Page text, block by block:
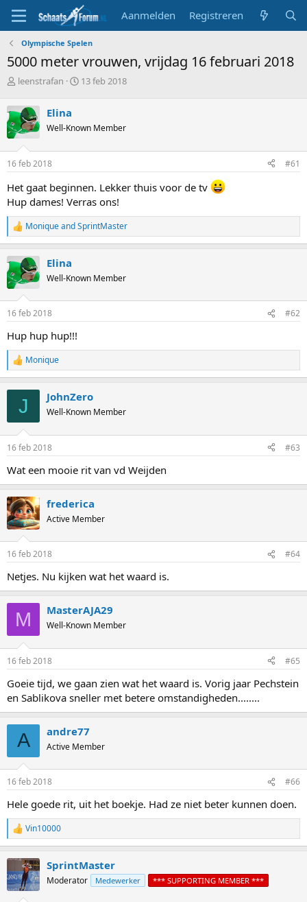
Aanmelden Registreren
Olympische Spelen
5000 meter vrouwen, vrijdag 16 februari 2018
T
p
i
c
s
t
a
t
e
r
leenstrafan
S
t
a
m
13 feb 2018
Elina
Well-Known Member
16 feb 2018 #61
Het gaat beginnen. Lekker thuis voor de tv
Hup dames! Verras ons!
R
e
c
t
i
s
MoniqueandSprintMaster
Elina
Well-Known Member
16 feb 2018 #62
Hup hup hup!!!
R
e
s
Monique
J JohnZero
Well-Known Member
16 feb 2018 #63
Wat een mooie rit van vd Weijden
frederica
Active Member
16 feb 2018 #64
Netjes. Nu kijken wat het waard is.
M MasterAJA29
Well-Known Member
16 feb 2018 #65
Goeie tijd, we gaan zien wat het waard is. Vorig jaar Pechstein
en Sablikova sneller met betere omstandigheden........
A andre77
Active Member
16 feb 2018 #66
Hele goede rit, uit het boekje. Had ze niet beter kunnen doen.
R
e
t
i
Vin10000
SprintMaster
Moderator Medewerker *** SUPPORTING MEMBER ***